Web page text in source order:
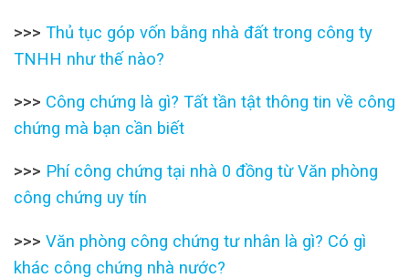
>>> Thủ tục góp vốn bằng nhà đất trong công ty
TNHH như thế nào?
>>> Công chứng là gì? Tất tần tật thông tin về công
chứng mà bạn cần biết
>>> Phí công chứng tại nhà 0 đồng từ Văn phòng
công chứng uy tín
>>> Văn phòng công chứng tư nhân là gì? Có gì
khác công chứng nhà nước?